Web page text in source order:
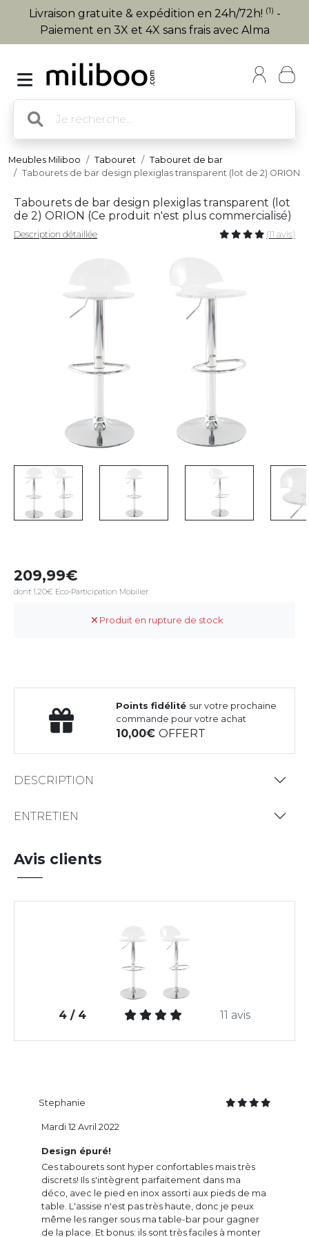
Livraison gratuite & expédition en 24h/72h! (1) -
Paiement en 3X et 4X sans frais avec Alma
Meubles Miliboo Tabouret
Tabouret de bar
Tabourets de bar design plexiglas transparent (lot de 2) ORION
Tabourets de bar design plexiglas transparent (lot
de 2) ORION (Ce produit n'est plus commercialisé)
Description détaillée (11 avis)
209,99
dont 1,20€ Eco-Participation Mobilier
Produit en rupture de stock
Points fidélité sur votre prochaine
commande pour votre achat
10,00OFFERT
DESCRIPTION
ENTRETIEN
Avis clients
4 / 4 11 avis
Stephanie
Design épuré!
Ces tabourets sont hyper confortables mais très
discrets! Ils s'intègrent parfaitement dans ma
déco, avec le pied en inox assorti aux pieds de ma
table. L'assise n'est pas très haute, donc je peux
même les ranger sous ma table-bar pour gagner
de la place. Et bonus: ils sont très faciles à monter
Mardi 12 Avril 2022